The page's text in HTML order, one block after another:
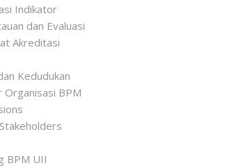
Indikator
dan Evaluasi
Akreditasi
Kedudukan
Organisasi BPM
BPM UII